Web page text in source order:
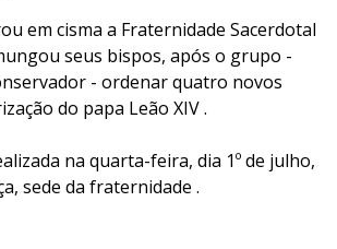
em cisma a Fraternidade Sacerdotal
seus bispos, após o grupo -
- ordenar quatro novos
do papa Leão XIV .
na quarta-feira, dia 1º de julho,
sede da fraternidade .